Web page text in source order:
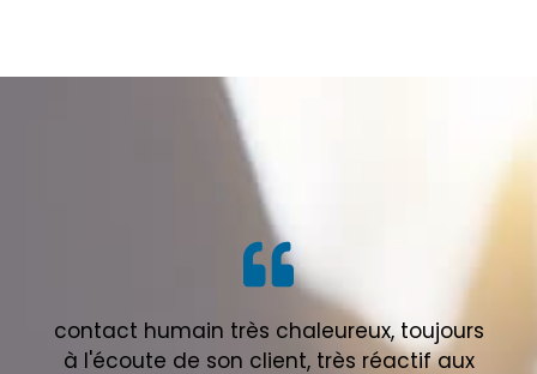
contact humain très chaleureux, toujours
à l'écoute de son client, très réactif aux